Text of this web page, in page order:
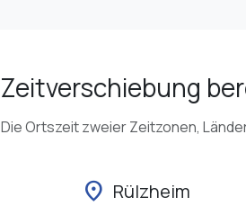
Zeitverschiebung
Die Ortszeit zweier Zeitzonen,
location_on Rülzheim